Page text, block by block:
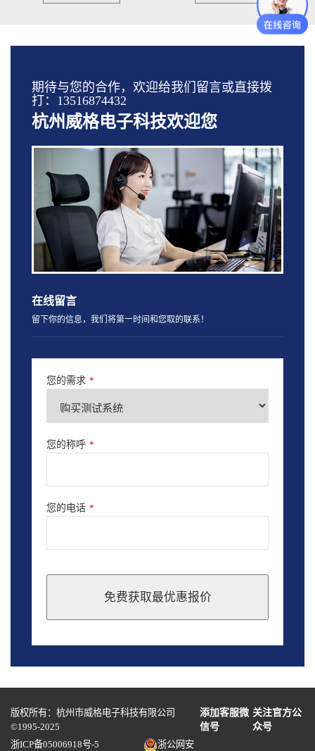
期待与您的合作，欢迎给我们留言或直接拨
打：13516874432
杭州威格电子科技欢迎您
在线留言
留下你的信息，我们将第一时间和您取的联系！
您的需求 *
您的称呼 *
您的电话 *
免费获取最优惠报价
should
blank
版权所有：杭州市威格电子科技有限公司
©1995-2025
添加客服微
信号
关注官方公
众号
浙ICP备05006918号-5
浙公网安